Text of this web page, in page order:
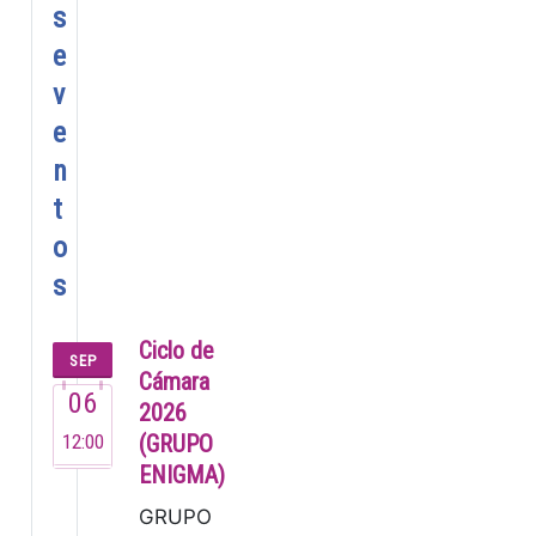
s
e
v
e
n
t
o
s
SEP
06
12:00
Ciclo de
Cámara
2026
(GRUPO
ENIGMA)
GRUPO